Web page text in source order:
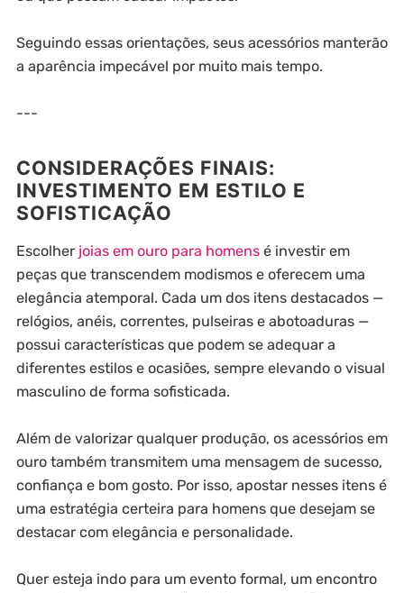
Seguindo essas orientações, seus acessórios manterão
a aparência impecável por muito mais tempo.
---
CONSIDERAÇÕES FINAIS:
INVESTIMENTO EM ESTILO E
SOFISTICAÇÃO
Escolher joias em ouro para homensé investir em
peças que transcendem modismos e oferecem uma
elegância atemporal. Cada um dos itens destacados —
relógios, anéis, correntes, pulseiras e abotoaduras —
possui características que podem se adequar a
diferentes estilos e ocasiões, sempre elevando o visual
masculino de forma sofisticada.
Além de valorizar qualquer produção, os acessórios em
ouro também transmitem uma mensagem de sucesso,
confiança e bom gosto. Por isso, apostar nesses itens é
uma estratégia certeira para homens que desejam se
destacar com elegância e personalidade.
Quer esteja indo para um evento formal, um encontro